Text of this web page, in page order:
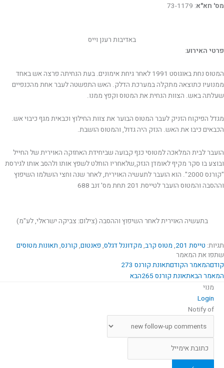
מס' חא"א: 73-1179
באדיבות רענן וייס
פרטי האירוע:
המטוס נחת באוגוסט 1991 לאחר גיחת אימונים. בעת הנחיתה פרצה אש באחד
ממנועיו כתוצאה מתקלה במערכת הדלק. האש התפשטה לעבר אחת מהכנפיים
שעלתה באש. הצוות הנחית את המטוס וקפץ ממנו.
מגדל הפיקוח הזניק לעבר המטוס הבוער את צוות החילוץ וכבאית מגף כיבוי אש.
הכבאים כיבו את האש. הנזק היה גדול, והמטוס הושבת.
הועבר לבית המלאכה למטוסי כנף קבועה שביחידת האחזקה האוירית של החייל
ובוצע בו סקר מקיף לאומדן הנזק,שלאחריו הוחלט לשפץ אותו ולהסב אותו לגירסת
"קורנס 2000". הוא הועבר לתעשיה האוירית, לאחר שנה וחצי הושלמו השיפוץ
וההסבה והמטוס הועבר לטייסת 201 תחת מס' זנב 688
בתעשיה האוירית לאחר השיפוץ וההסבה (צילום: צביקה ישראלי, לע"מ)
תגיות: טייסת 201 , מטוס קרב, מקדוננל דגלס, פאנטום, קורנס, תאונות מטוסים
שתפו את המאמר
קודםהמאמר הקודםתאונת קורנס 273
המאמר הבאתאונת קורנס 265
הבא
מנוי
Login
Notify of